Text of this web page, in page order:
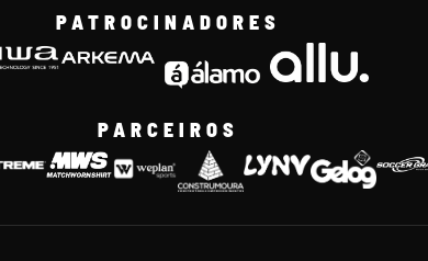
PATROCINADORES
PARCEIROS